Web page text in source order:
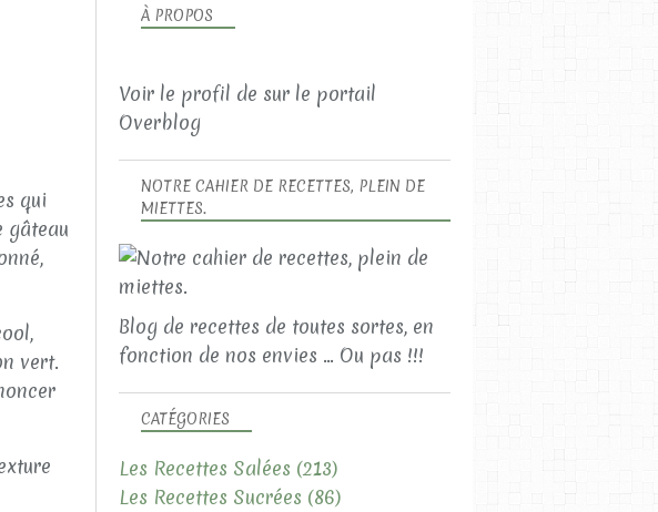
qui
gâteau
vert.
NOTRE CAHIER DE RECETTES, PLEIN DE
MIETTES.
Blog de recettes de toutes sortes, en
fonction de nos envies ... Ou pas !!!
À PROPOS
Voir le profil de sur le portail
Overblog
CATÉGORIES
Les Recettes Salées (213)
Les Recettes Sucrées (86)